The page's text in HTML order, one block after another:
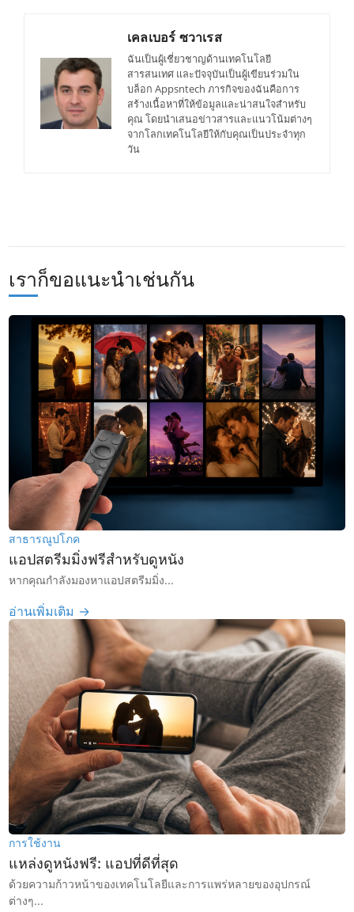
เคลเบอร์ ซวาเรส
ฉันเป็นผู้เชี่ยวชาญด้านเทคโนโลยี
สารสนเทศ และปัจจุบันเป็นผู้เขียนร่วมใน
บล็อก Appsntech ภารกิจของฉันคือการ
สร้างเนื้อหาที่ให้ข้อมูลและน่าสนใจสำหรับ
คุณ โดยนำเสนอข่าวสารและแนวโน้มต่างๆ
จากโลกเทคโนโลยีให้กับคุณเป็นประจำทุก
วัน
เราก็ขอแนะนำเช่นกัน
สาธารณูปโภค
แอปสตรีมมิ่งฟรีสำหรับดูหนัง
หากคุณกำลังมองหาแอปสตรีมมิ่ง...
อ่านเพิ่มเติม →
การใช้งาน
แหล่งดูหนังฟรี: แอปที่ดีที่สุด
ด้วยความก้าวหน้าของเทคโนโลยีและการแพร่หลายของอุปกรณ์
ต่างๆ...